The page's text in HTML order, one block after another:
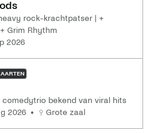
rock-krachtpatser | +
Grim Rhythm
2026
comedytrio bekend van viral hits
2026
Grote zaal